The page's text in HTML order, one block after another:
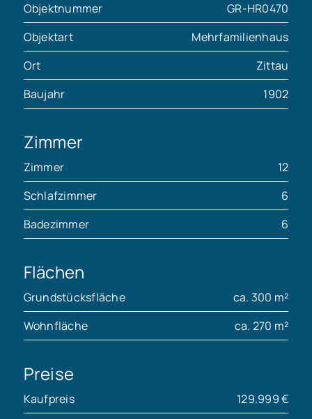
Objektnummer
GR-HR0470
Objektart
Mehrfamilienhaus
Ort
Zittau
Baujahr
1902
Zimmer
Zimmer
12
Schlafzimmer
6
Badezimmer
6
Flächen
Grundstücksfläche
ca. 300 m²
Wohnfläche
ca. 270 m²
Preise
Kaufpreis
129.999 €